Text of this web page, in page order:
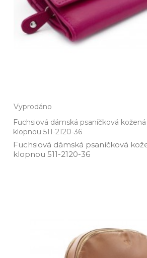
Vyprodáno
Fuchsiová dámská psaníčková
klopnou 511-2120-36
Fuchsiová dámská psaníčková
klopnou 511­-2120­-36